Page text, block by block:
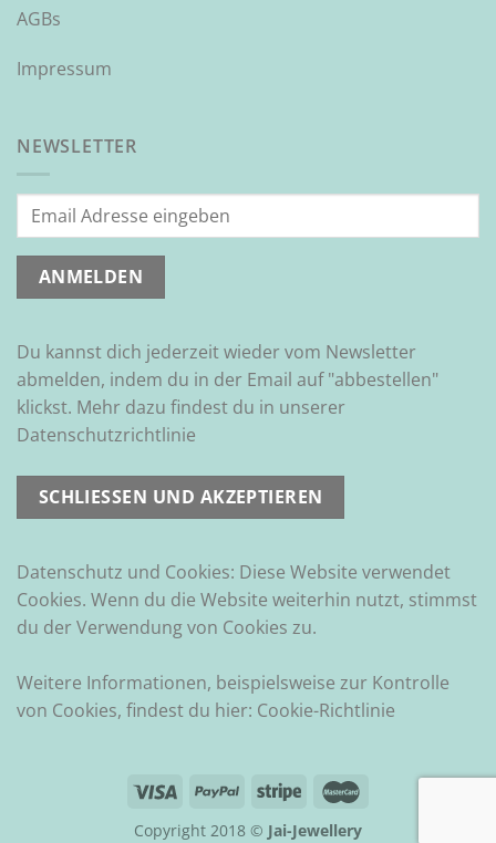
AGBs
Impressum
NEWSLETTER
Du kannst dich jederzeit wieder vom Newsletter
abmelden, indem du in der Email auf "abbestellen"
klickst. Mehr dazu findest du in unserer
Datenschutzrichtlinie
Datenschutz und Cookies: Diese Website verwendet
Cookies. Wenn du die Website weiterhin nutzt, stimmst
du der Verwendung von Cookies zu.
Weitere Informationen, beispielsweise zur Kontrolle
von Cookies, findest du hier: Cookie-Richtlinie
Copyright 2018 © Jai-Jewellery